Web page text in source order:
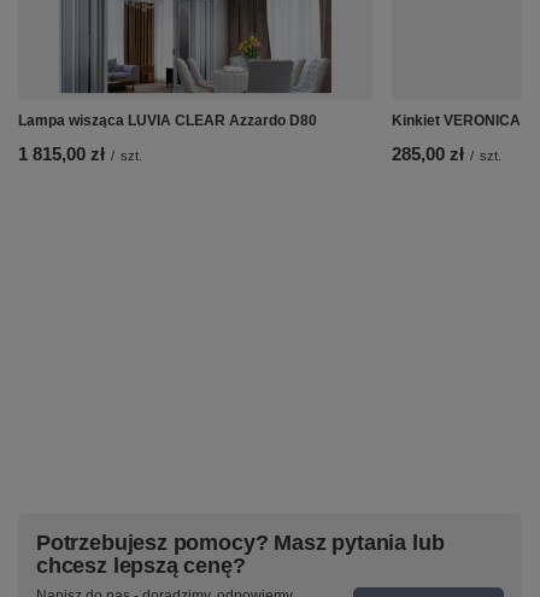
Lampa wisząca LUVIA CLEAR Azzardo D80
1 815,00 zł / szt.
Kinkiet VERONICA
285,00 zł / szt.
Potrzebujesz pomocy? Masz pytania lub
chcesz lepszą cenę?